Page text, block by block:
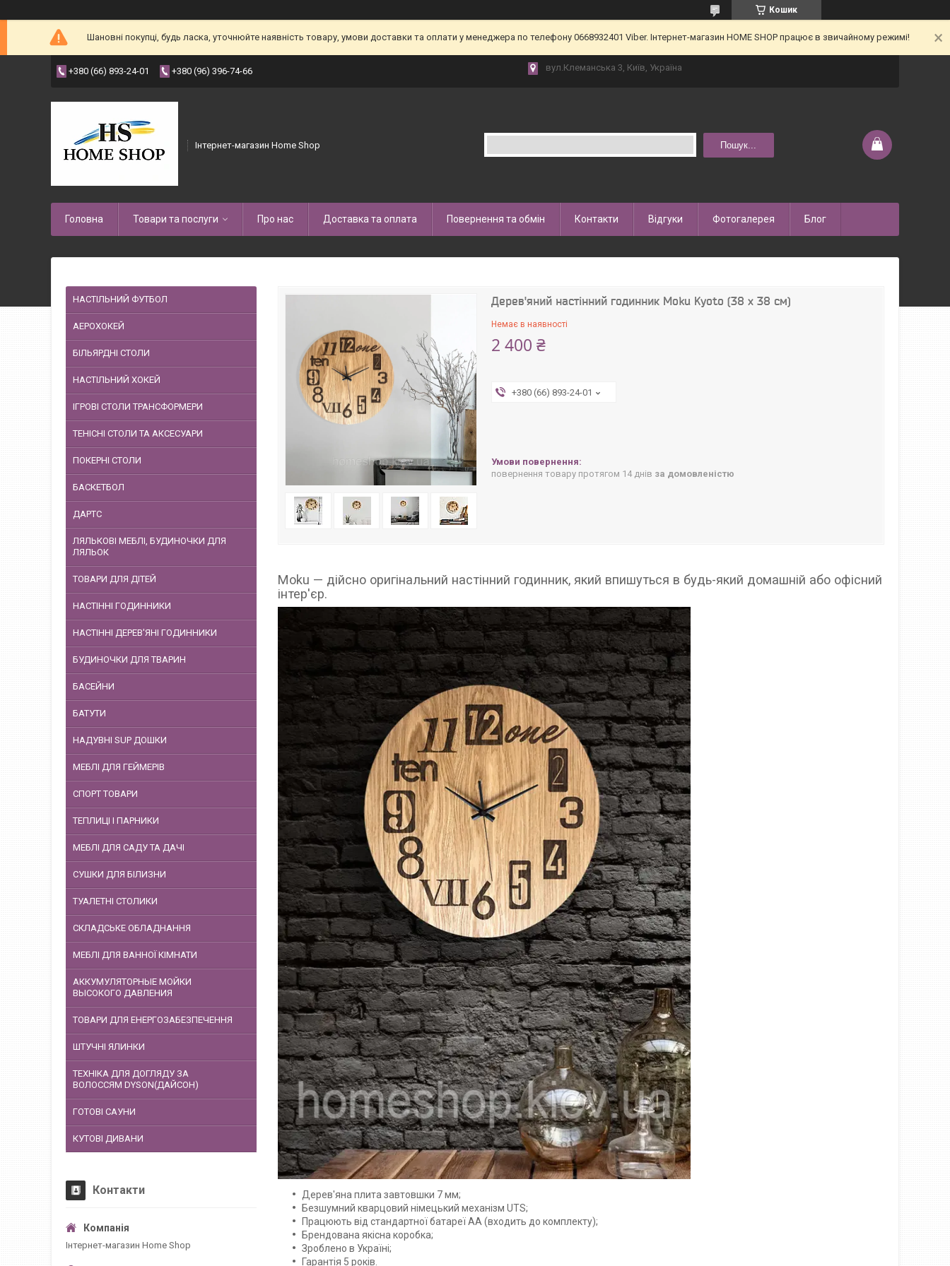
Кошик
Шановні покупці, будь ласка, уточнюйте наявність товару, умови доставки та оплати у менеджера по телефону 0668932401 Viber. Інтернет-магазин HOME SHOP працює в звичайному режимі!
+380 (66) 893-24-01 +380 (96) 396-74-66 вул.Клеманська 3, Київ, Україна
Інтернет-магазин Home Shop Пошук...
Головна Товари та послуги Про нас Доставка та оплата Повернення та обмін Контакти Відгуки Фотогалерея Блог
Дерев'яний настінний годинник Moku Kyoto (38 x 38 см)
Немає в наявності
2 400 ₴
+380 (66) 893-24-01
повернення товару протягом 14 днів за домовленістю
Moku — дійсно оригінальний настінний годинник, який впишуться в будь-який домашній або офісний
інтер'єр.
Дерев'яна плита завтовшки 7 мм;
Безшумний кварцовий німецький механізм UTS;
Працюють від стандартної батареї АА (входить до комплекту);
Брендована якісна коробка;
Зроблено в Україні;
Гарантія 5 років.
НАСТІЛЬНИЙ ФУТБОЛ
АЕРОХОКЕЙ
БІЛЬЯРДНІ СТОЛИ
НАСТІЛЬНИЙ ХОКЕЙ
ІГРОВІ СТОЛИ ТРАНСФОРМЕРИ
ТЕНІСНІ СТОЛИ ТА АКСЕСУАРИ
ПОКЕРНІ СТОЛИ
БАСКЕТБОЛ
ДАРТС
ЛЯЛЬКОВІ МЕБЛІ, БУДИНОЧКИ ДЛЯ
ЛЯЛЬОК
ТОВАРИ ДЛЯ ДІТЕЙ
НАСТІННІ ГОДИННИКИ
НАСТІННІ ДЕРЕВ'ЯНІ ГОДИННИКИ
БУДИНОЧКИ ДЛЯ ТВАРИН
БАСЕЙНИ
БАТУТИ
НАДУВНІ SUP ДОШКИ
МЕБЛІ ДЛЯ ГЕЙМЕРІВ
СПОРТ ТОВАРИ
ТЕПЛИЦІ І ПАРНИКИ
МЕБЛІ ДЛЯ САДУ ТА ДАЧІ
СУШКИ ДЛЯ БІЛИЗНИ
ТУАЛЕТНІ СТОЛИКИ
СКЛАДСЬКЕ ОБЛАДНАННЯ
МЕБЛІ ДЛЯ ВАННОЇ КІМНАТИ
АККУМУЛЯТОРНЫЕ МОЙКИ
ВЫСОКОГО ДАВЛЕНИЯ
ТОВАРИ ДЛЯ ЕНЕРГОЗАБЕЗПЕЧЕННЯ
ШТУЧНІ ЯЛИНКИ
ТЕХНІКА ДЛЯ ДОГЛЯДУ ЗА
ВОЛОССЯМ DYSON(ДАЙСОН)
ГОТОВІ САУНИ
КУТОВІ ДИВАНИ
Контакти
Інтернет-магазин Home Shop